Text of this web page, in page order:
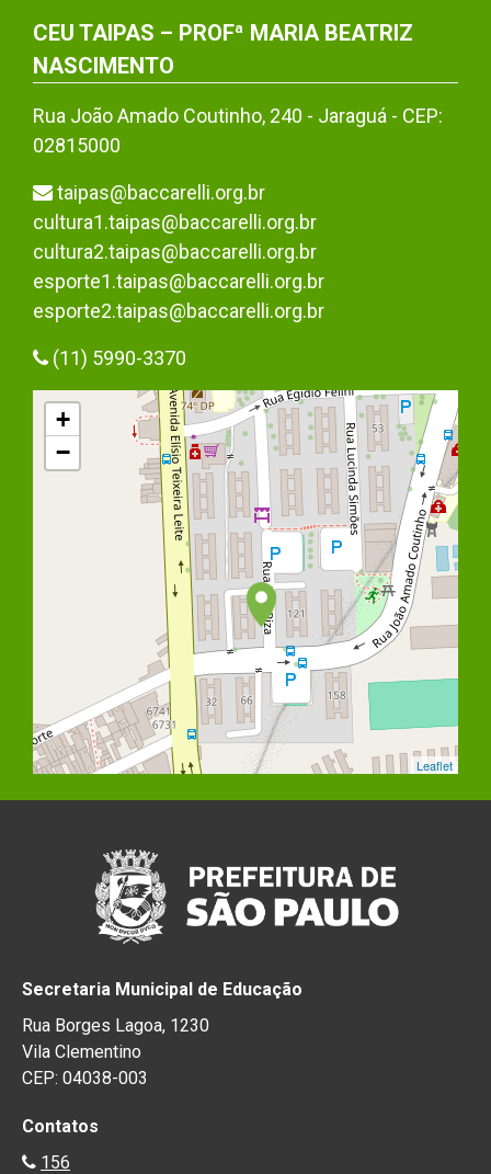
CEU TAIPAS – PROFª MARIA BEATRIZ
NASCIMENTO
Rua João Amado Coutinho, 240 - Jaraguá - CEP:
02815000
taipas@baccarelli.org.br
cultura1.taipas@baccarelli.org.br
cultura2.taipas@baccarelli.org.br
esporte1.taipas@baccarelli.org.br
esporte2.taipas@baccarelli.org.br
(11) 5990-3370
+
−
Leaflet
Secretaria Municipal de Educação
Rua Borges Lagoa, 1230
Vila Clementino
CEP: 04038-003
Contatos
156